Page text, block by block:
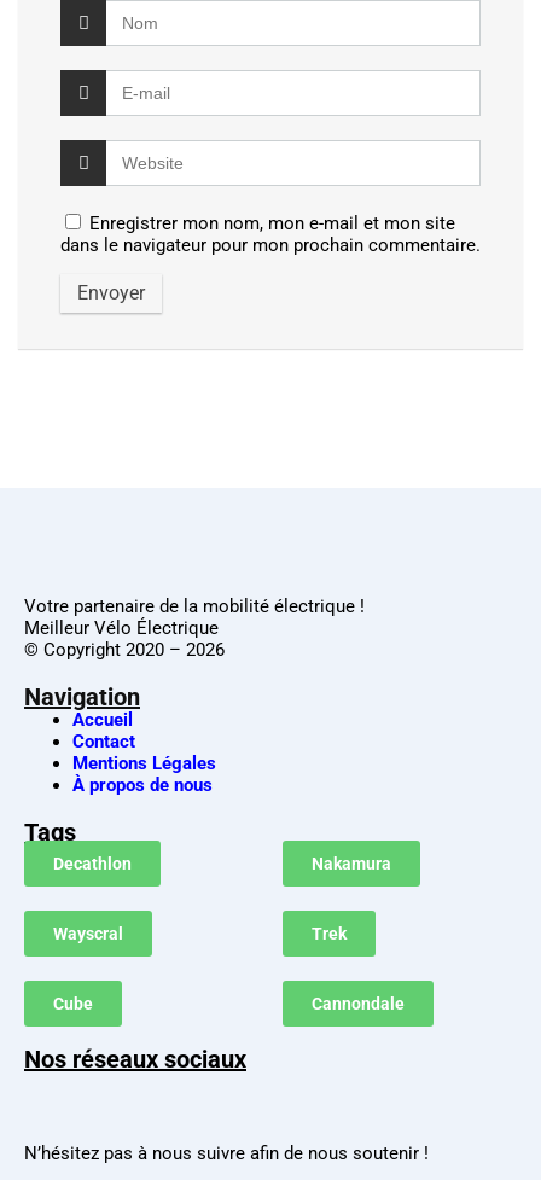
Enregistrer mon nom, mon e-mail et mon site
dans le navigateur pour mon prochain commentaire.
Votre partenaire de la mobilité électrique !
Meilleur Vélo Électrique
© Copyright 2020 – 2026
Navigation
Accueil
Contact
Mentions Légales
À propos de nous
Tags
Decathlon Nakamura
Wayscral Trek
Cube Cannondale
Nos réseaux sociaux
N’hésitez pas à nous suivre afin de nous soutenir !